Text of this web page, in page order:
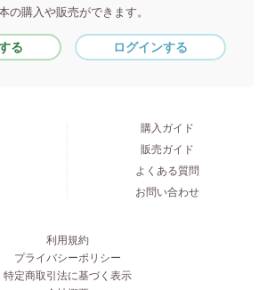
の購入や販売ができます。
る ログインする
購入ガイド
販売ガイド
よくある質問
お問い合わせ
利用規約
プライバシーポリシー
特定商取引法に基づく表示